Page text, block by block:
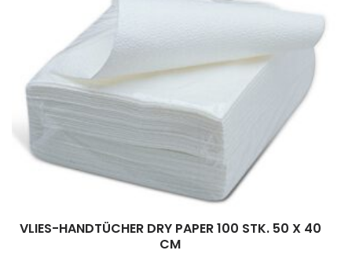
VLIES-HANDTÜCHER DRY PAPER 100 STK. 50 X 40
CM